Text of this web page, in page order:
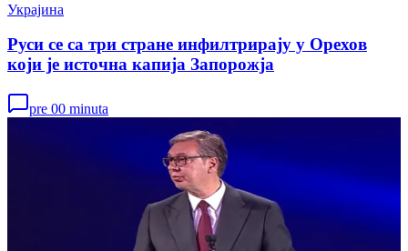
Украјина
Руси се са три стране инфилтрирају у Орехов
који је источна капија Запорожја
pre 00 minuta